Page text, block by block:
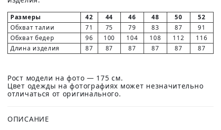
Размеры 42 44 46 48 50
52
Обхват талии
71 75 79 83 87
91
Обхват бедер
96 100 104 108 112
116
Длина изделия
87 87 87 87 87 87
Рост модели на фото — 175 см.
Цвет одежды на фотографиях может незначительно
отличаться от оригинального.
ОПИСАНИЕ